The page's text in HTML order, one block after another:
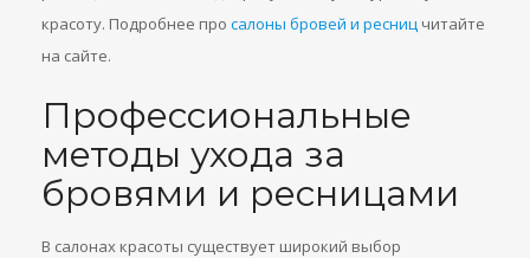
красоту. Подробнее про салоны бровей и ресниц читайте
на сайте.
Профессиональные
методы ухода за
бровями и ресницами
В салонах красоты существует широкий выбор